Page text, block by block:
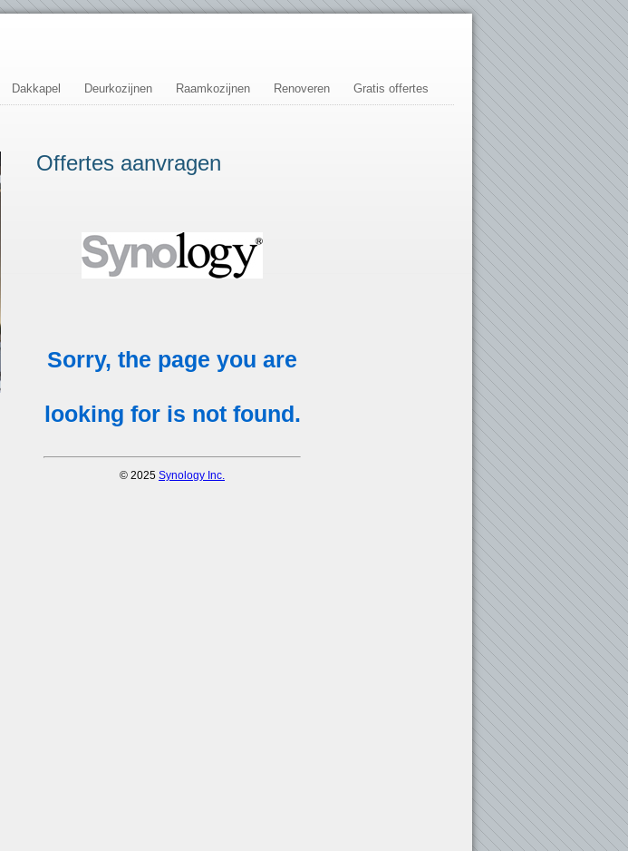
Dakkapel Deurkozijnen Raamkozijnen Renoveren Gratis offertes
Offertes aanvragen